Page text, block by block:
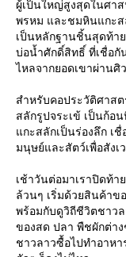
ผู้เป็นใหญ่สูงสุดในศา
พรหม และชมหินแกะส
เป็นหลักฐานชิ้นสุดท้า
บ่อน้ำศักดิ์สิทธิ์ ที่เชื่อกั
ไหลจากยอดเขาผ่านศิ
สำหรับคอประวัติศาส
สลักรูปจระเข้ เป็นก้อ
กะสลักเป็นร่องลึก เ
มนุษย์และสัตว์เพื่อสังเว
เช้าวันต่อมาเราปิดท้า
ล้วนๆ เริ่มด้วยสินค้าข
พร้อมกับดูวิถีชีวิตชาว
ของสด ปลา พืชผักต่าง
ชาวลาวซื้อไปทำอาหา